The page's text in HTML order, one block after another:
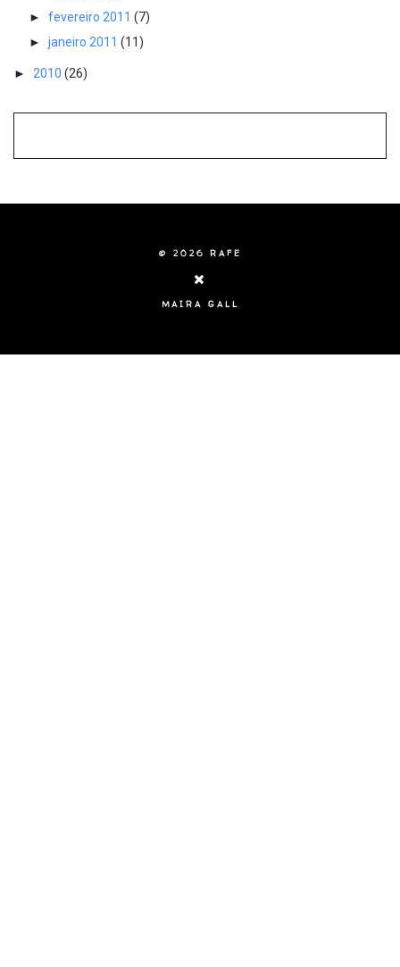
► fevereiro 2011 (7)
► janeiro 2011 (11)
► 2010 (26)
© 2026 RAFE
MAIRA GALL